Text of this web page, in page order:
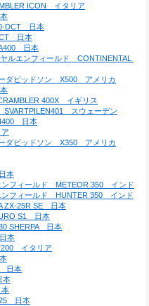
ICON　イタリア
DCT　日本
　日本
　日本
ルエンフィールド　CONTINENTAL
ダビッドソン　X500　アメリカ
400X　イギリス
　スウェーデン
　日本
ダビッドソン　X350　アメリカ
本
フィールド　METEOR 350　インド
フィールド　HUNTER 350　インド
ZX-25R SE　日本
S1　日本
SHERPA　日本
本
　イタリア
日本
本
本
　日本